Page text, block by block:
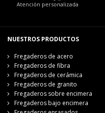
Atención personalizada
NUESTROS PRODUCTOS
Fregaderos de acero
Fregaderos de fibra
Fregaderos de cerámica
Fregaderos de granito
Fregaderos sobre encimera
Fregaderos bajo encimera